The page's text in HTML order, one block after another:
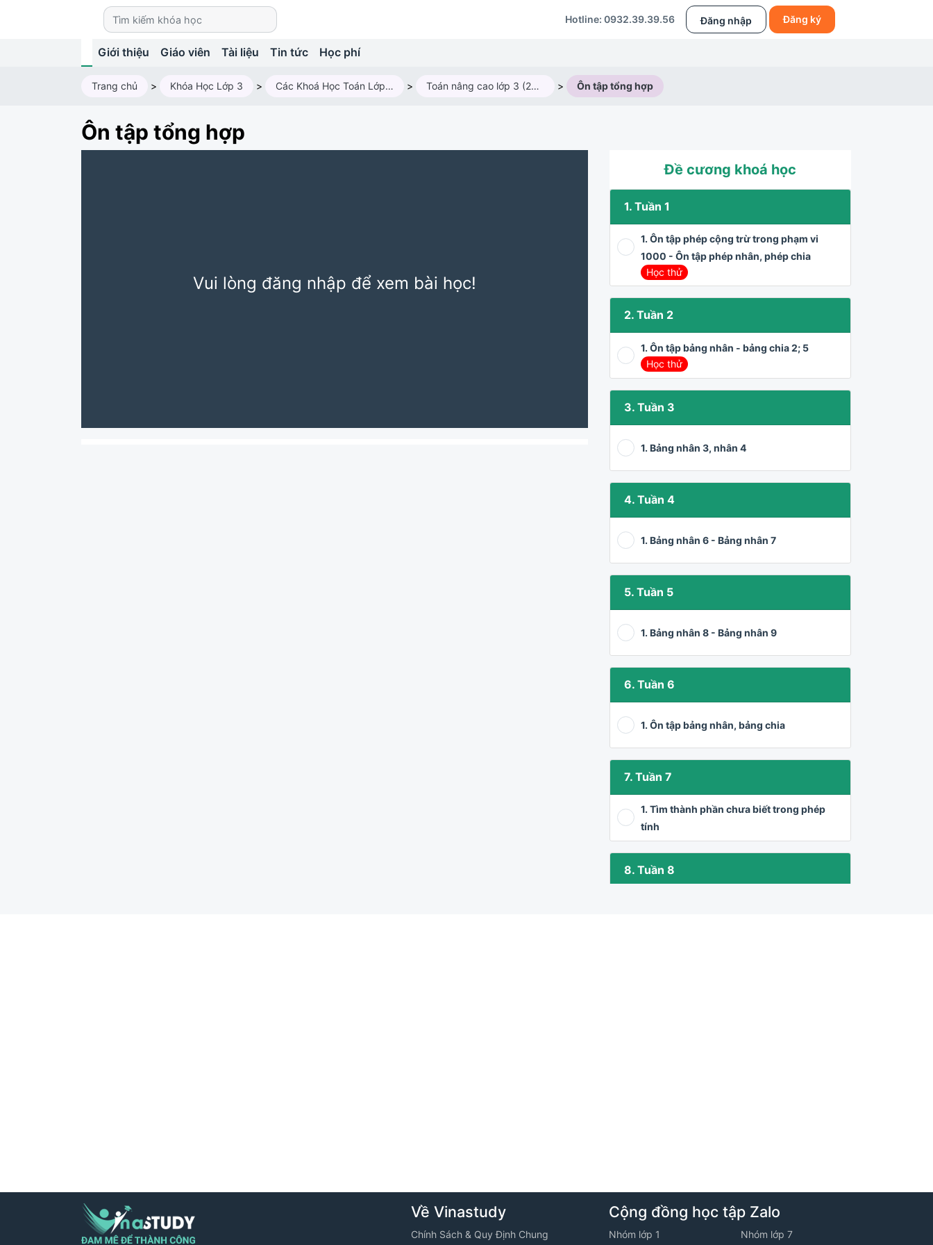
Hotline: 0932.39.39.56 Đăng nhập Đăng ký
Giới thiệu Giáo viên Tài liệu Tin tức Học phí
Trang chủ > Khóa Học Lớp 3 > Các Khoá Học Toán Lớp 3 > Toán nâng cao lớp 3 (2024 - 2025) > Ôn tập tổng hợp
Ôn tập tổng hợp
Vui lòng đăng nhập để xem bài học!
Đề cương khoá học
1. Tuần 1
1. Ôn tập phép cộng trừ trong phạm vi
1000 - Ôn tập phép nhân, phép chia
Học thử
2. Tuần 2
1. Ôn tập bảng nhân - bảng chia 2; 5
Học thử
3. Tuần 3
1. Bảng nhân 3, nhân 4
4. Tuần 4
1. Bảng nhân 6 - Bảng nhân 7
5. Tuần 5
1. Bảng nhân 8 - Bảng nhân 9
6. Tuần 6
1. Ôn tập bảng nhân, bảng chia
7. Tuần 7
1. Tìm thành phần chưa biết trong phép
tính
8. Tuần 8
12. Tuần 12
Về Vinastudy
Chính Sách & Quy Định Chung
Cộng đồng học tập Zalo
Nhóm lớp 1 Nhóm lớp 7